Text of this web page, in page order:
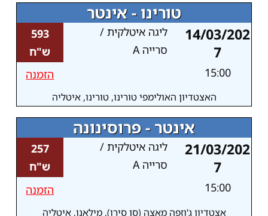
טורינו - אינטר
14/03/202
7
15:00
ליגה איטלקית /
סרייה A
593
ש"ח
הזמנה
האצטדיון האולימפי טורינו, טורינו, איטליה
אינטר - פרוסינונה
21/03/202
7
15:00
ליגה איטלקית /
סרייה A
257
ש"ח
הזמנה
אצטדיון ג'וזפה מאצה (סן סירו), מילאנו, איטליה